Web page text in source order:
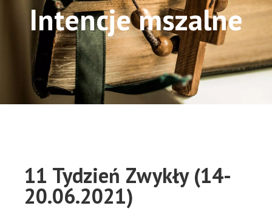
Intencje mszalne
11 Tydzień Zwykły (14-
20.06.2021)